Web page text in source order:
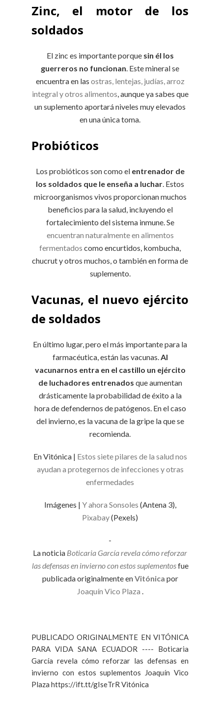
Zinc, el motor de los
soldados
El zinc es importante porque sin él los
guerreros no funcionan. Este mineral se
encuentra en las ostras, lentejas, judías, arroz
integral y otros alimentos, aunque ya sabes que
un suplemento aportará niveles muy elevados
en una única toma.
Probióticos
Los probióticos son como el entrenador de
los soldados que le enseña a luchar. Estos
microorganismos vivos proporcionan muchos
beneficios para la salud, incluyendo el
fortalecimiento del sistema inmune. Se
encuentran naturalmente en alimentos
fermentados como encurtidos, kombucha,
chucrut y otros muchos, o también en forma de
suplemento.
Vacunas, el nuevo ejército
de soldados
En último lugar, pero el más importante para la
farmacéutica, están las vacunas.Al
vacunarnos entra en el castillo un ejército
de luchadores entrenados que aumentan
drásticamente la probabilidad de éxito a la
hora de defendernos de patógenos. En el caso
del invierno, es la vacuna de la gripe la que se
recomienda.
En Vitónica | Estos siete pilares de la salud nos
ayudan a protegernos de infecciones y otras
enfermedades
Imágenes | Y ahora Sonsoles (Antena 3),
Pixabay(Pexels)
-
La noticia Boticaria García revela cómo reforzar
las defensas en invierno con estos suplementosfue
publicada originalmente enVitónica por
Joaquín Vico Plaza .
PUBLICADO ORIGINALMENTE EN VITÓNICA
PARA VIDA SANA ECUADOR ---- Boticaria
García revela cómo reforzar las defensas en
invierno con estos suplementos Joaquín Vico
Plaza https://ift.tt/gIseTrR Vitónica